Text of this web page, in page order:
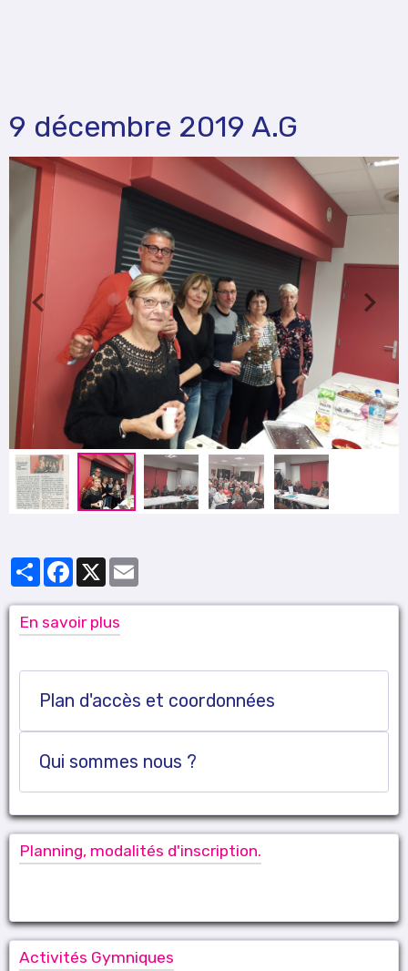
9 décembre 2019 A.G
PartagerFacebook
En savoir plus
Plan d'accès et coordonnées
Qui sommes nous ?
Planning, modalités d'inscription.
Activités Gymniques